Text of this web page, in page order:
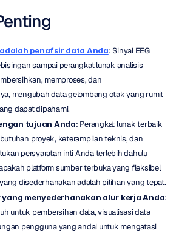
penafsir data Anda: Sinyal EEG
sampai perangkat lunak analisis
memproses, dan
mengubah data gelombang otak yang rumit
dapat dipahami.
tujuan Anda: Perangkat lunak terbaik
proyek, keterampilan teknis, dan
persyaratan inti Anda terlebih dahulu
platform sumber terbuka yang fleksibel
disederhanakan adalah pilihan yang tepat.
menyederhanakan alur kerja Anda:
untuk pembersihan data, visualisasi data
pengguna yang andal untuk mengatasi